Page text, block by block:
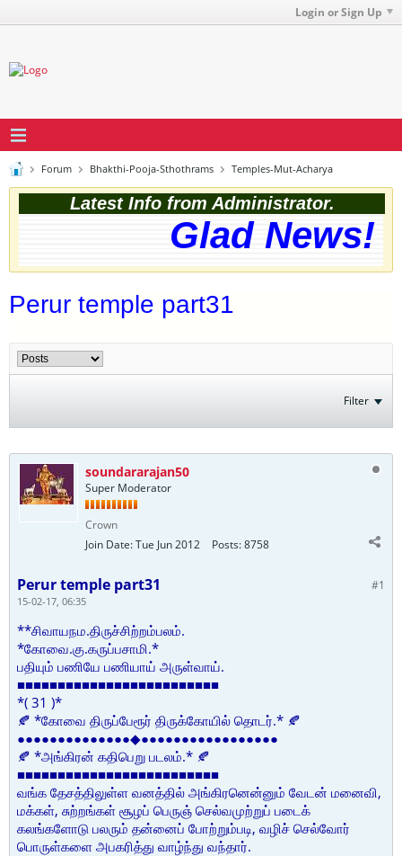
Login or Sign Up
Forum Bhakthi-Pooja-Sthothrams Temples-Mut-Acharya
Latest Info from Administrator.
Glad News!
Perur temple part31
Filter
soundararajan50
Super Moderator
Crown
Join Date:Tue Jun 2012 Posts:8758
#1
Perur temple part31
15-02-17, 06:35
**சிவாயநம.திருச்சிற்றம்பலம்.
*கோவை.கு.கருப்பசாமி.*
பதியும் பணியே பணியாய் அருள்வாய்.
■■■■■■■■■■■■■■■■■■■■■■■■■
*( 31 )*
🍂 *கோவை திருப்பேரூர் திருக்கோயில் தொடர்.* 🍂
●●●●●●●●●●●●●●◆●●●●●●●●●●●●●●●●●
🍂 *அங்கிரன் கதிபெறு படலம்.* 🍂
■■■■■■■■■■■■■■■■■■■■■■■■■
வங்க தேசத்திலுள்ள வனத்தில் அங்கிரனென்னும் வேடன் மனைவி,
மக்கள், சுற்றங்கள் சூழப் பெருஞ் செல்வமுற்றுப் படைக்
கலங்களோடு பலரும் தன்னைப் போற்றும்படி, வழிச் செல்வோர்
பொருள்களை அபகரித்து வாழ்ந்து வந்தார்.